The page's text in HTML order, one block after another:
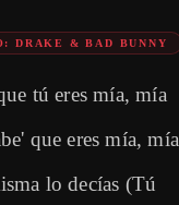
DRAKE & BAD BUNNY
tú eres mía, mía
que eres mía, mía
lo decías (Tú